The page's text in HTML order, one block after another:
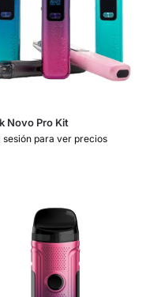
Novo Pro Kit
sesión para ver precios